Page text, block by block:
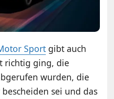
Sport gibt auch
richtig ging, die
wurden, die
sei und das